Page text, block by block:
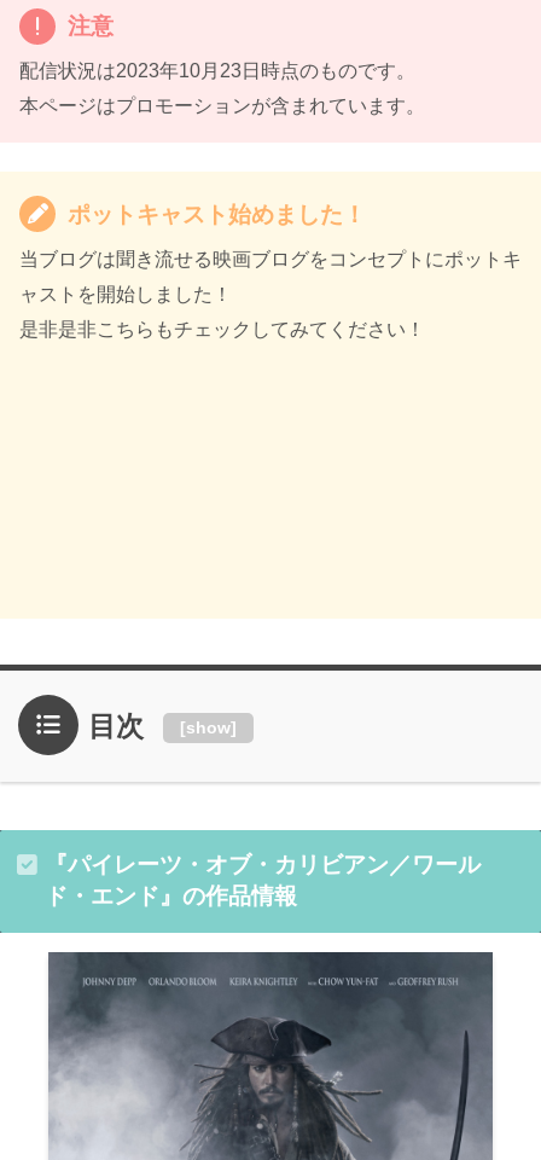
注意
配信状況は2023年10月23日時点のものです。
本ページはプロモーションが含まれています。
ポットキャスト始めました！
当ブログは聞き流せる映画ブログをコンセプトにポットキ
ャストを開始しました！
是非是非こちらもチェックしてみてください！
目次 [show]
『パイレーツ・オブ・カリビアン／ワール
ド・エンド』の作品情報